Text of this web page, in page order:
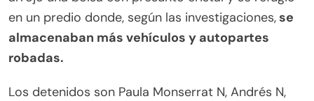
en un predio donde, según las investigaciones,se
almacenaban más vehículos y autopartes
robadas.
Los detenidos son Paula Monserrat N, Andrés N,